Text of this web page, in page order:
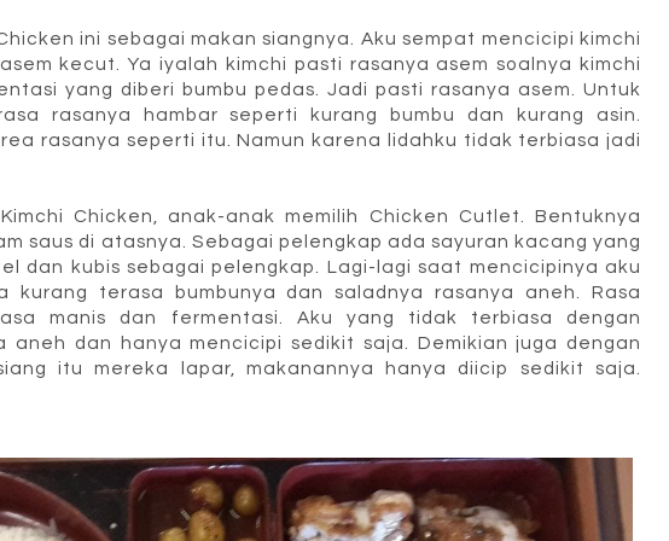
ini sebagai makan siangnya. Aku sempat mencicipi kimchi
kecut. Ya iyalah kimchi pasti rasanya asem soalnya kimchi
yang diberi bumbu pedas. Jadi pasti rasanya asem. Untuk
rasanya hambar seperti kurang bumbu dan kurang asin.
rasanya seperti itu. Namun karena lidahku tidak terbiasa jadi
Chicken, anak-anak memilih Chicken Cutlet. Bentuknya
saus di atasnya. Sebagai pelengkap ada sayuran kacang yang
dan kubis sebagai pelengkap. Lagi-lagi saat mencicipinya aku
kurang terasa bumbunya dan saladnya rasanya aneh. Rasa
manis dan fermentasi. Aku yang tidak terbiasa dengan
aneh dan hanya mencicipi sedikit saja. Demikian juga dengan
itu mereka lapar, makanannya hanya diicip sedikit saja.